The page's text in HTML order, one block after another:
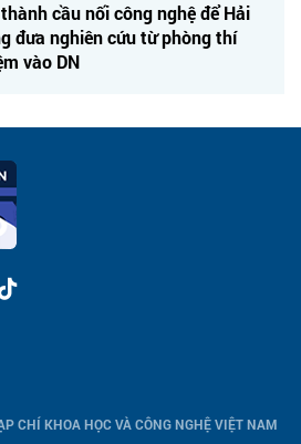
cầu nối công nghệ để Hải
đưa nghiên cứu từ phòng thí
vào DN
CHÍ KHOA HỌC VÀ CÔNG NGHỆ VIỆT NAM